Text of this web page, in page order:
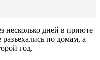
несколько дней в приюте
по домам, а
год.